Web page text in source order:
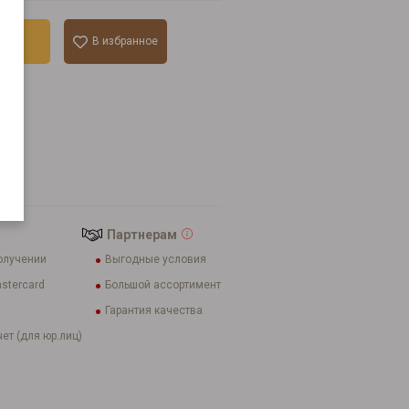
В избранное
(для юр.лиц)
Партнерам
Выгодные условия
Большой ассортимент
Гарантия качества